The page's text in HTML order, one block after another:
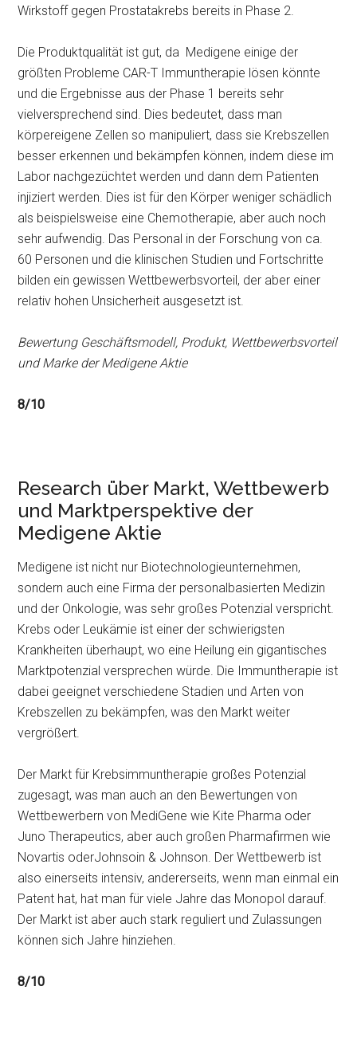
Wirkstoff gegen Prostatakrebs bereits in Phase 2.
Die Produktqualität ist gut, da Medigene einige der
größten Probleme CAR-T Immuntherapie lösen könnte
und die Ergebnisse aus der Phase 1 bereits sehr
vielversprechend sind. Dies bedeutet, dass man
körpereigene Zellen so manipuliert, dass sie Krebszellen
besser erkennen und bekämpfen können, indem diese im
Labor nachgezüchtet werden und dann dem Patienten
injiziert werden. Dies ist für den Körper weniger schädlich
als beispielsweise eine Chemotherapie, aber auch noch
sehr aufwendig. Das Personal in der Forschung von ca.
60 Personen und die klinischen Studien und Fortschritte
bilden ein gewissen Wettbewerbsvorteil, der aber einer
relativ hohen Unsicherheit ausgesetzt ist.
Bewertung Geschäftsmodell, Produkt, Wettbewerbsvorteil
und Marke der Medigene Aktie
8/10
Research über Markt, Wettbewerb
und Marktperspektive der
Medigene Aktie
Medigene ist nicht nur Biotechnologieunternehmen,
sondern auch eine Firma der personalbasierten Medizin
und der Onkologie, was sehr großes Potenzial verspricht.
Krebs oder Leukämie ist einer der schwierigsten
Krankheiten überhaupt, wo eine Heilung ein gigantisches
Marktpotenzial versprechen würde. Die Immuntherapie ist
dabei geeignet verschiedene Stadien und Arten von
Krebszellen zu bekämpfen, was den Markt weiter
vergrößert.
Der Markt für Krebsimmuntherapie großes Potenzial
zugesagt, was man auch an den Bewertungen von
Wettbewerbern von MediGene wie Kite Pharma oder
Juno Therapeutics, aber auch großen Pharmafirmen wie
Novartis oderJohnsoin & Johnson. Der Wettbewerb ist
also einerseits intensiv, andererseits, wenn man einmal ein
Patent hat, hat man für viele Jahre das Monopol darauf.
Der Markt ist aber auch stark reguliert und Zulassungen
können sich Jahre hinziehen.
8/10